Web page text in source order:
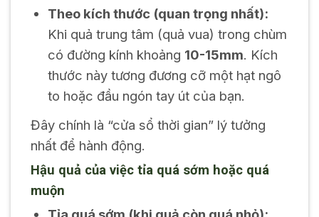
Theo kích thước (quan trọng nhất):
Khi quả trung tâm (quả vua) trong chùm
có đường kính khoảng 10-15mm. Kích
thước này tương đương cỡ một hạt ngô
to hoặc đầu ngón tay út của bạn.
Đây chính là “cửa sổ thời gian” lý tưởng
nhất để hành động.
Hậu quả của việc tỉa quá sớm hoặc quá
muộn
Tỉa quá sớm (khi quả còn quá nhỏ):